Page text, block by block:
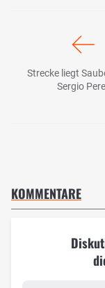
Strecke liegt
Sergio
KOMMENTARE